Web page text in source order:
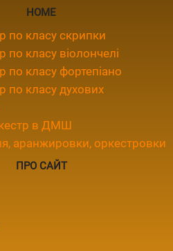
HOME
по класу скрипки
по класу віолончелі
по класу фортепіано
по класу духових
в ДМШ
аранжировки, оркестровки
ПРО САЙТ